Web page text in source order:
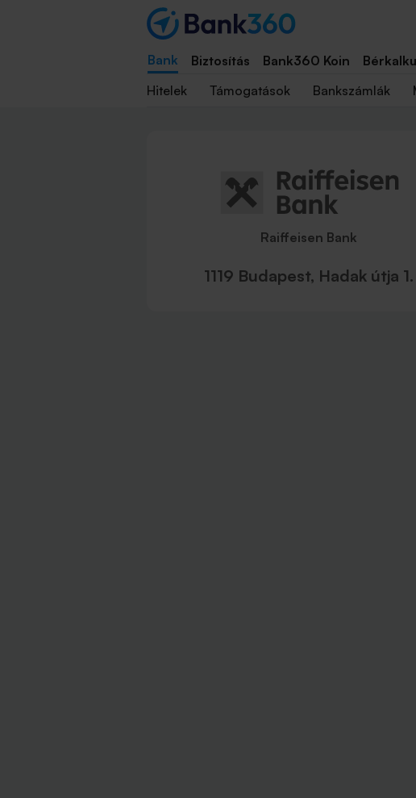
Bank Biztosítás Bank360 Koin
Hitelek
Támogatások Bankszámlák
Raiffeisen Bank
1119 Budapest, Hadak útja 1.